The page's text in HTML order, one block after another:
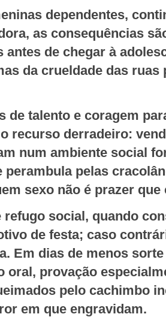
dependentes,
as consequências
antes de chegar à
da crueldade das ruas
de talento e coragem
recurso derradeiro:
num ambiente social
perambula pelas
sexo não é prazer
refugo social, quando
de festa; caso
Em dias de menos
oral, provação
pelo cachimbo
em que engravidam.